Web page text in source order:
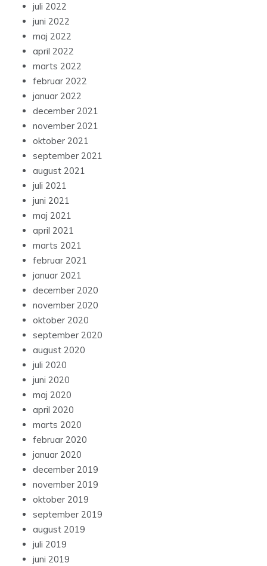
juli 2022
juni 2022
maj 2022
april 2022
marts 2022
februar 2022
januar 2022
december 2021
november 2021
oktober 2021
september 2021
august 2021
juli 2021
juni 2021
maj 2021
april 2021
marts 2021
februar 2021
januar 2021
december 2020
november 2020
oktober 2020
september 2020
august 2020
juli 2020
juni 2020
maj 2020
april 2020
marts 2020
februar 2020
januar 2020
december 2019
november 2019
oktober 2019
september 2019
august 2019
juli 2019
juni 2019